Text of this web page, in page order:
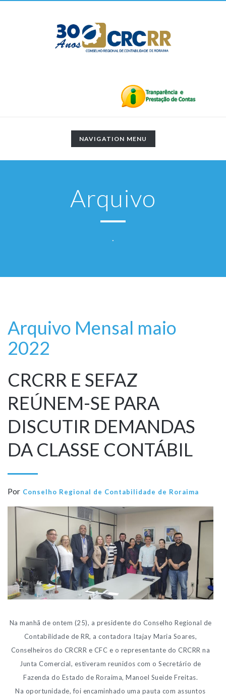
TOGGLE
NAVIGATION
NAVIGATION MENU
Arquivo
.
Arquivo Mensal maio
2022
CRCRR E SEFAZ
REÚNEM-SE PARA
DISCUTIR DEMANDAS
DA CLASSE CONTÁBIL
Por Conselho Regional de Contabilidade de Roraima
Na manhã de ontem (25), a presidente do Conselho Regional de
Contabilidade de RR, a contadora Itajay Maria Soares,
Conselheiros do CRCRR e CFC e o representante do CRCRR na
Junta Comercial, estiveram reunidos com o Secretário de
Fazenda do Estado de Roraima, Manoel Sueide Freitas.
Na oportunidade, foi encaminhado uma pauta com assuntos